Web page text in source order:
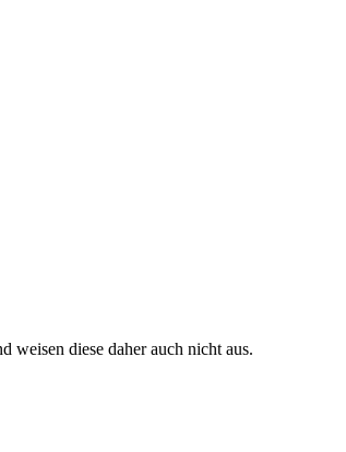
weisen diese daher auch nicht aus.